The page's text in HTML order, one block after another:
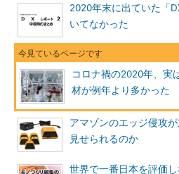
2020年末に出ていた「
いてなかった
コロナ禍の2020年、実
材が例年より多かった
アマゾンのエッジ侵攻
見せられるのか
世界で一番日本を評価し